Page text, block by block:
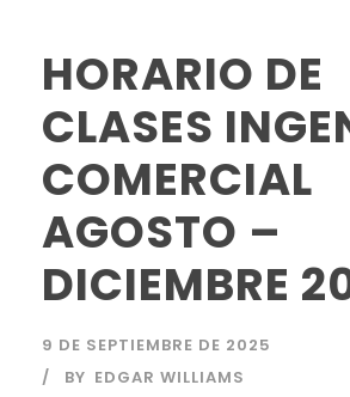
HORARIO DE
CLASES
COMERCIAL
AGOSTO –
DICIEMBRE
9 DE SEPTIEMBRE DE 2025
BY EDGAR WILLIAMS